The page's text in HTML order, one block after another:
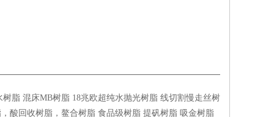
脂 混床MB树脂 18兆欧超纯水抛光树脂 线切割慢走丝树
酸回收树脂，鳌合树脂 食品级树脂 提矾树脂 吸金树脂